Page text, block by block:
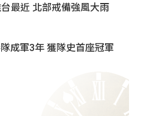
最近 北部戒備強風大雨
成軍3年 獲隊史首座冠軍